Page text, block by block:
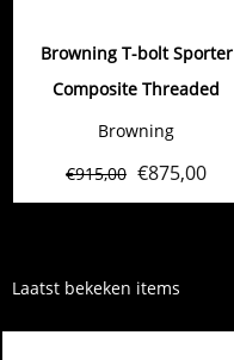
Browning T-bolt Sporter
Composite Threaded
Browning
€915,00 €875,00
Laatst bekeken items